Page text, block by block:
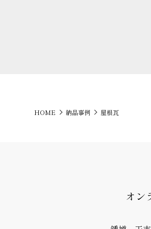
HOME 納品事例 屋根瓦
オン